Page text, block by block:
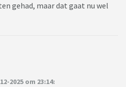
gehad, maar dat gaat nu wel
2025 om 23:14: